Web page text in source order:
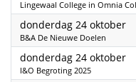
Lingewaal College in Omnia
donderdag 24 oktober
B&A De Nieuwe Doelen
donderdag 24 oktober
I&O Begroting 2025